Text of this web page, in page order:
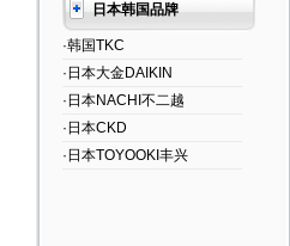
日本韩国品牌
·韩国TKC
·日本大金DAIKIN
·日本NACHI不二越
·日本CKD
·日本TOYOOKI丰兴